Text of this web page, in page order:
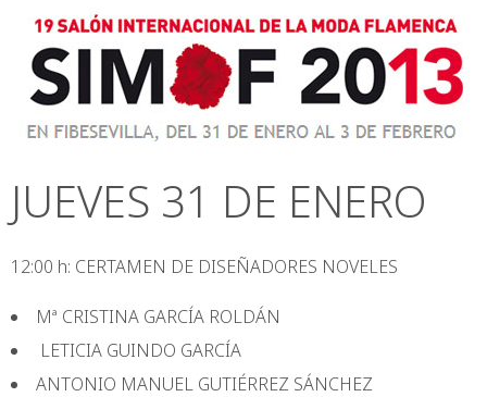
JUEVES 31 DE ENERO
12:00 h: CERTAMEN DE DISEÑADORES NOVELES
Mª CRISTINA GARCÍA ROLDÁN
LETICIA GUINDO GARCÍA
ANTONIO MANUEL GUTIÉRREZ SÁNCHEZ